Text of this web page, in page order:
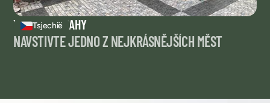
Tsjechië
VÝLET DO PRAHY
NAVŠTIVTE JEDNO Z NEJKRÁSNĚJŠÍCH MĚST